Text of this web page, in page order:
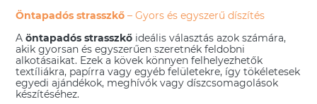
Öntapadós strasszkő – Gyors és egyszerű díszítés
Aöntapadós strasszkő ideális választás azok számára,
akik gyorsan és egyszerűen szeretnék feldobni
alkotásaikat. Ezek a kövek könnyen felhelyezhetők
textíliákra, papírra vagy egyéb felületekre, így tökéletesek
egyedi ajándékok, meghívók vagy díszcsomagolások
készítéséhez.